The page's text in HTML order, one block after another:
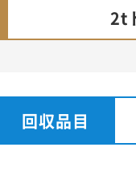
2t
回収品目